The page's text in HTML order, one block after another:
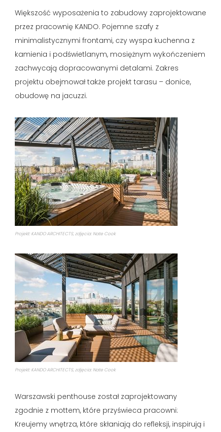
Większość wyposażenia to zabudowy zaprojektowane
przez pracownię KANDO. Pojemne szafy z
minimalistycznymi frontami, czy wyspa kuchenna z
kamienia i podświetlanym, mosiężnym wykończeniem
zachwycają dopracowanymi detalami. Zakres
projektu obejmował także projekt tarasu – donice,
obudowę na jacuzzi.
Projekt: KANDO ARCHITECTS, zdjęcia: Nate Cook
Projekt: KANDO ARCHITECTS, zdjęcia: Nate Cook
Warszawski penthouse został zaprojektowany
zgodnie z mottem, które przyświeca pracowni:
Kreujemy wnętrza, które skłaniają do refleksji, inspirują i